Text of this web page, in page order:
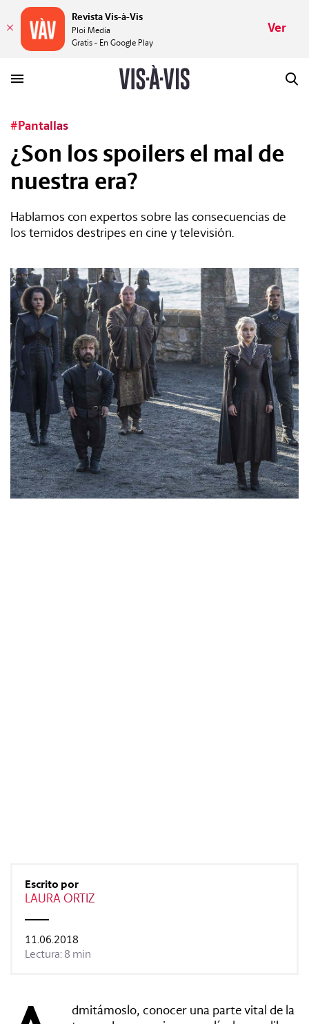
#Pantallas
¿Son los spoilers el mal de
nuestra era?
Hablamos con expertos sobre las consecuencias de
los temidos destripes en cine y televisión.
Escrito por
LAURA ORTIZ
11.06.2018
Lectura: 8 min
dmitámoslo, conocer una parte vital de la
PLACERES
MUNDOS
REVISTA
Tags:
#Tendencias
#Cultura
#Estilo
Revista Vis-à-Vis
Ploi Media
Gratis - En Google Play
Ver